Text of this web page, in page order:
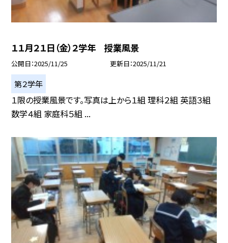
１１月２１日（金）２学年 授業風景
公開日 2025/11/25 更新日 2025/11/21
第２学年
１限の授業風景です。写真は上から１組 理科２組 英語３組
数学４組 家庭科５組 ...